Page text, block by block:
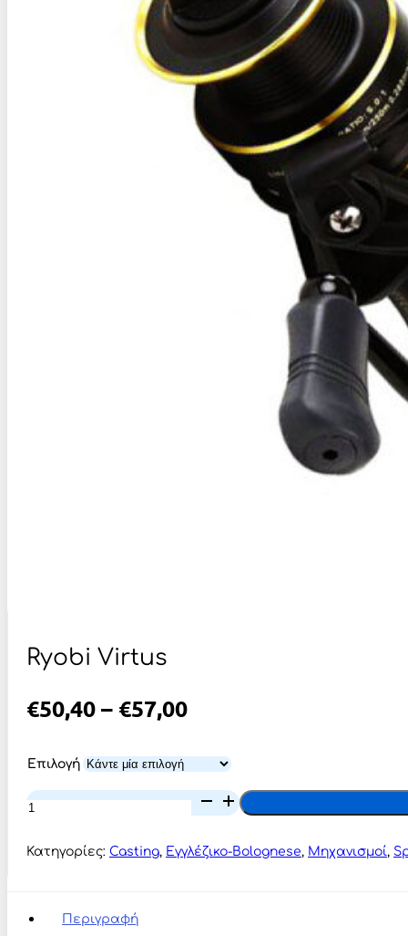
Ryobi Virtus
€50,40– €57,00Price
€50,40
Through
Επιλογή
Ryobi
Virtus
Κατηγορίες: Casting, Εγγλέζικο-Bolognese, Μηχανισμοί,
Περιγραφή